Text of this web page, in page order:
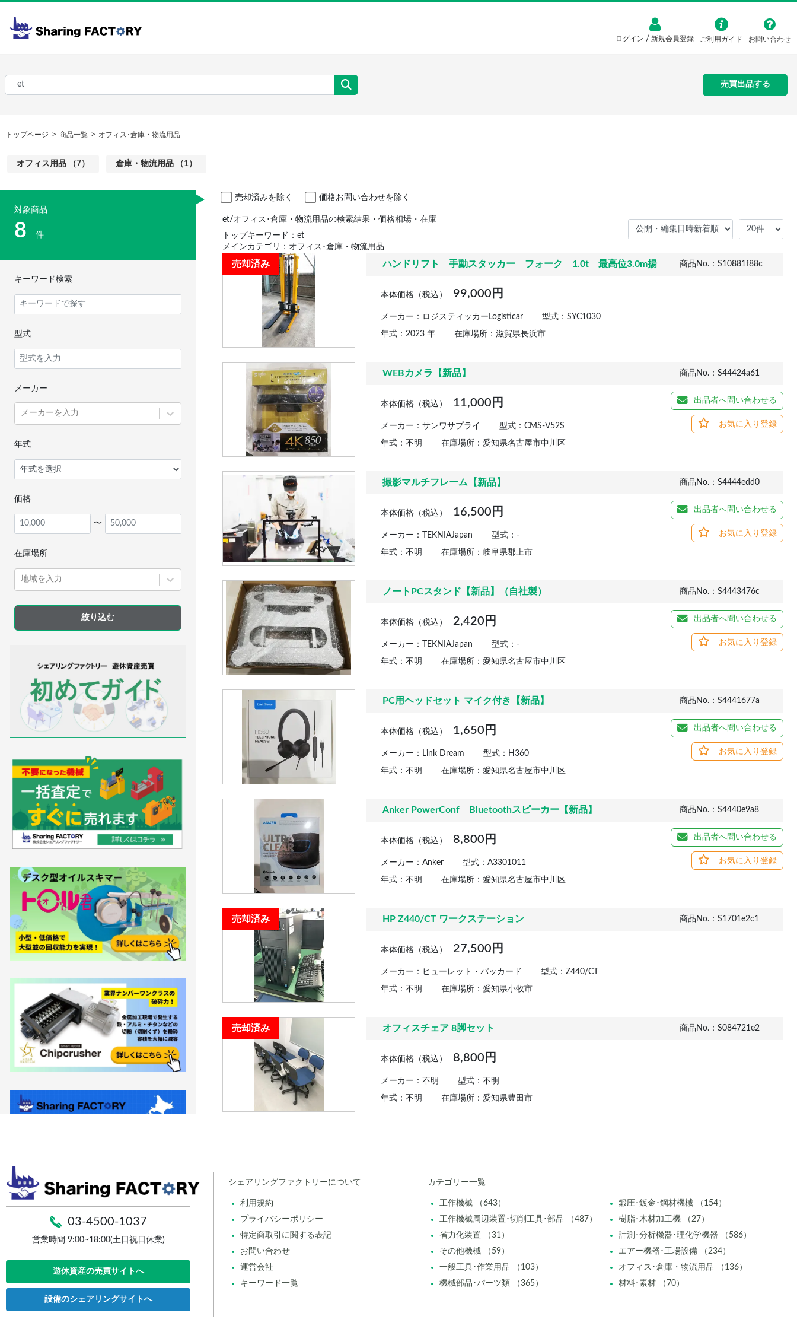
ログイン / 新規会員登録 ご利用ガイド お問い合わせ
売買出品する
トップページ 商品一覧 オフィス･倉庫・物流用品
オフィス用品 （7） 倉庫・物流用品 （1）
売却済みを除く 価格お問い合わせを除く
et/オフィス･倉庫・物流用品の検索結果・価格相場・在庫
トップキーワード：et
メインカテゴリ：オフィス･倉庫・物流用品
売却済み ハンドリフト 手動スタッカー フォーク 1.0t 最高位3.0m揚 商品No.：S10881f88c
本体価格（税込） 99,000円
メーカー：ロジスティッカーLogisticar 型式：SYC1030
年式：2023 年 在庫場所：滋賀県長浜市
WEBカメラ【新品】 商品No.：S44424a61
本体価格（税込） 11,000円
メーカー：サンワサプライ 型式：CMS-V52S
年式：不明 在庫場所：愛知県名古屋市中川区
出品者へ問い合わせる
お気に入り登録
撮影マルチフレーム【新品】 商品No.：S4444edd0
本体価格（税込） 16,500円
メーカー：TEKNIAJapan 型式：-
年式：不明 在庫場所：岐阜県郡上市
出品者へ問い合わせる
お気に入り登録
ノートPCスタンド【新品】（自社製） 商品No.：S4443476c
本体価格（税込） 2,420円
メーカー：TEKNIAJapan 型式：-
年式：不明 在庫場所：愛知県名古屋市中川区
出品者へ問い合わせる
お気に入り登録
PC用ヘッドセット マイク付き【新品】 商品No.：S4441677a
本体価格（税込） 1,650円
メーカー：Link Dream 型式：H360
年式：不明 在庫場所：愛知県名古屋市中川区
出品者へ問い合わせる
お気に入り登録
Anker PowerConf Bluetoothスピーカー【新品】 商品No.：S4440e9a8
本体価格（税込） 8,800円
メーカー：Anker 型式：A3301011
年式：不明 在庫場所：愛知県名古屋市中川区
出品者へ問い合わせる
お気に入り登録
売却済み HP Z440/CT ワークステーション 商品No.：S1701e2c1
本体価格（税込） 27,500円
メーカー：ヒューレット・パッカード 型式：Z440/CT
年式：不明 在庫場所：愛知県小牧市
売却済み オフィスチェア 8脚セット 商品No.：S084721e2
本体価格（税込） 8,800円
メーカー：不明 型式：不明
年式：不明 在庫場所：愛知県豊田市
対象商品
8 件
キーワード検索
型式
メーカー
メーカーを入力
年式
価格
〜
在庫場所
地域を入力
03-4500-1037
営業時間 9:00~18:00(土日祝日休業)
遊休資産の売買サイトへ
設備のシェアリングサイトへ
シェアリングファクトリーについて
利用規約
プライバシーポリシー
特定商取引に関する表記
お問い合わせ
運営会社
キーワード一覧
カテゴリー一覧
工作機械 （643）
鍛圧･鈑金･鋼材機械 （154）
工作機械周辺装置･切削工具･部品 （487）
樹脂･木材加工機 （27）
省力化装置 （31）
計測･分析機器･理化学機器 （586）
その他機械 （59）
エアー機器･工場設備 （234）
一般工具･作業用品 （103）
オフィス･倉庫・物流用品 （136）
機械部品･パーツ類 （365）
材料･素材 （70）